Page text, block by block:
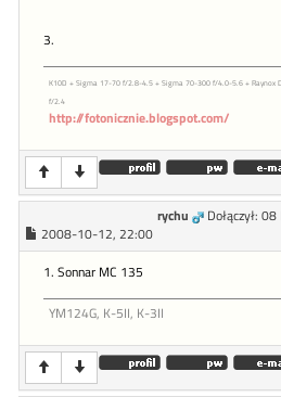
3.
K10D + Sigma 17-70 f/2.8-4.5 + Sigma 70-300 f/4.0-5.6 + Raynox
f/2.4
http://fotonicznie.blogspot.com/
rychu
Dołączył:
2008-10-12, 22:00
1. Sonnar MC 135
YM124G, K-5II, K-3II